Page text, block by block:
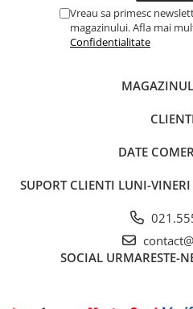
Vreau sa primesc
magazinului. Afla mai
Confidentialitate
DATE
SUPORT CLIENTI LUNI-
SOCIAL URMARESTE-